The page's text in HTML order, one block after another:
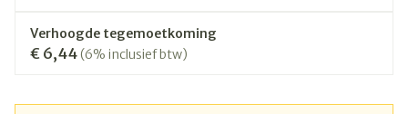
Verhoogde tegemoetkoming
€ 6,44(6% inclusief btw)